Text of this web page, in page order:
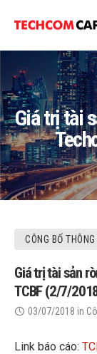
Giá trị tài
CÔNG BỐ THÔNG
Giá trị tài sản
TCBF (2/7/
03/07/2018 in
Link báo cáo: